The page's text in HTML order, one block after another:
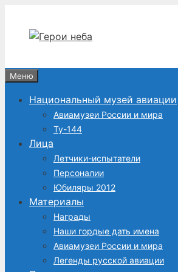
содержимому
Меню
Национальный музей авиации
Авиамузеи России и мира
Ту-144
Лица
Летчики-испытатели
Персоналии
Юбиляры 2012
Материалы
Награды
Наши гордые дать имена
Авиамузеи России и мира
Легенды русской авиации